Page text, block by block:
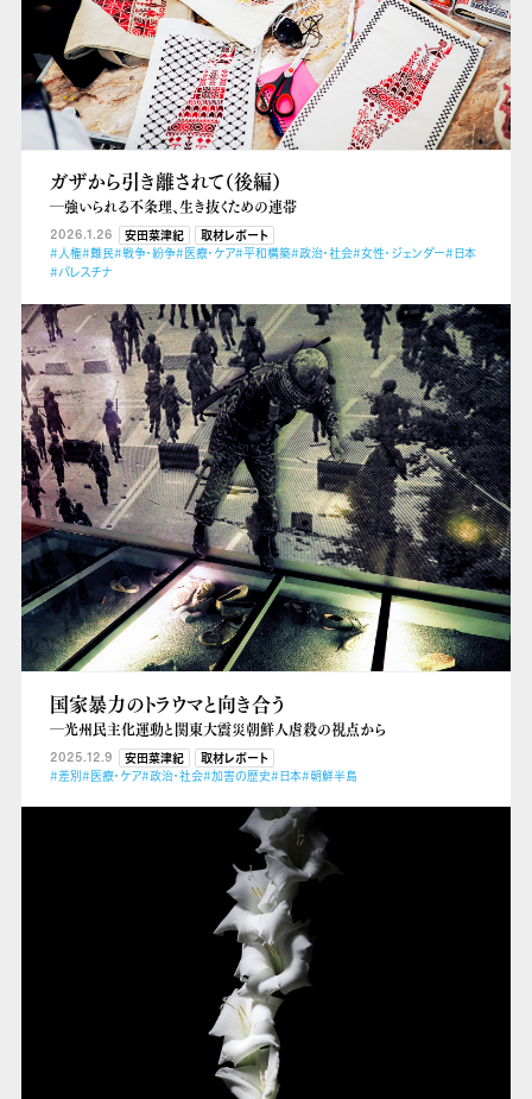
ガザから引き離されて（後編）
―強いられる不条理、生き抜くための連帯
2026.1.26 安田菜津紀
取材レポート
#人権#難民#戦争・紛争#医療・ケア#平和構築#政治・社会#女性・ジェンダー#日本
#パレスチナ
国家暴力のトラウマと向き合う
―光州民主化運動と関東大震災朝鮮人虐殺の視点から
2025.12.9 安田菜津紀
取材レポート
#差別#医療・ケア#政治・社会#加害の歴史#日本#朝鮮半島